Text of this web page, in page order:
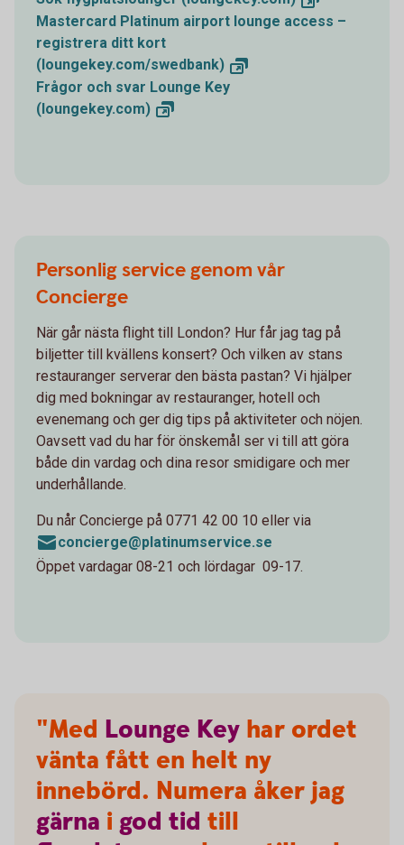
Mastercard Platinum airport lounge access –
registrera ditt kort
(loungekey.com/swedbank)
Frågor och svar Lounge Key
(loungekey.com)
Personlig service genom vår
Concierge
När går nästa flight till London? Hur får jag tag på
biljetter till kvällens konsert? Och vilken av stans
restauranger serverar den bästa pastan? Vi hjälper
dig med bokningar av restauranger, hotell och
evenemang och ger dig tips på aktiviteter och nöjen.
Oavsett vad du har för önskemål ser vi till att göra
både din vardag och dina resor smidigare och mer
underhållande.
Du når Concierge på 0771 42 00 10 eller via
concierge@platinumservice.se
Öppet vardagar 08-21 och lördagar 09-17.
"Med Lounge Key har ordet
vänta fått en helt ny
innebörd. Numera åker jag
gärna igod tid till